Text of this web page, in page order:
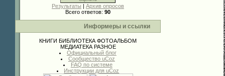
Результаты | Архив опросов
Всего ответов: 90
Информеры и ссылки
КНИГИ БИБЛИОТЕКА ФОТОАЛЬБОМ
МЕДИАТЕКА РАЗНОЕ
Официальный блог
Сообщество uCoz
FAQ по системе
Инструкции для uCoz